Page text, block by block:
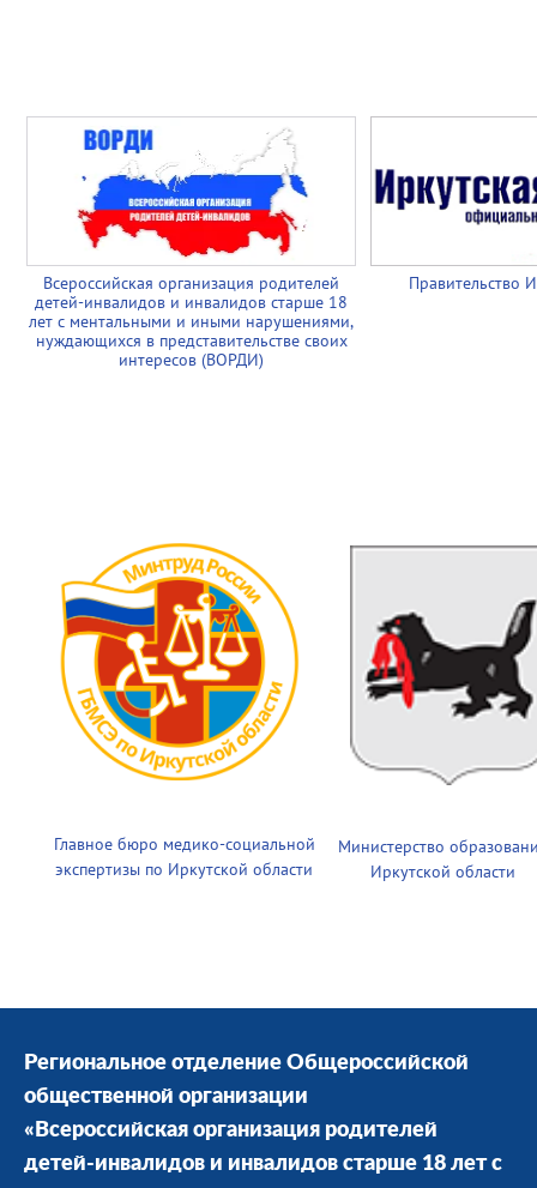
Всероссийская организация родителей
детей-инвалидов и инвалидов старше 18
лет с ментальными и иными нарушениями,
нуждающихся в представительстве своих
интересов (ВОРДИ)
Правительство
Главное бюро медико-социальной
экспертизы по Иркутской области
Министерство
Иркутской области
Региональное отделение Общероссийской
общественной организации
«Всероссийская организация родителей
детей-инвалидов и инвалидов старше 18 лет с